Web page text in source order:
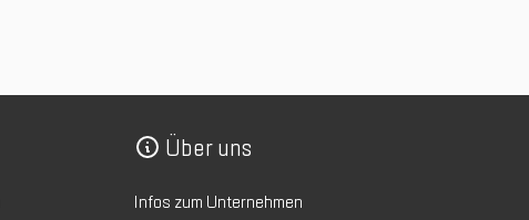
Über uns
Infos zum Unternehmen